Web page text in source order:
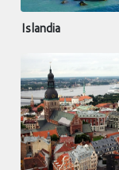
Islandia